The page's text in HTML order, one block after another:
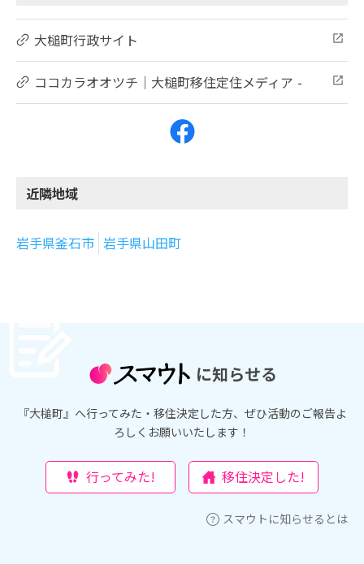
大槌町行政サイト
ココカラオオツチ｜大槌町移住定住メディア -
近隣地域
岩手県釜石市 岩手県山田町
に知らせる
『大槌町』へ行ってみた・移住決定した方、ぜひ活動のご報告よ
ろしくお願いいたします！
行ってみた! 移住決定した!
スマウトに知らせるとは